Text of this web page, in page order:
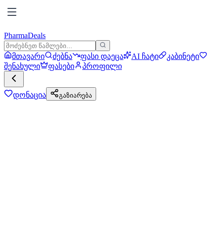
PharmaDeals
მთავარი ძებნა ფასი დაეცა AI ჩატი
კაბინეტი
შენახული
ფასები პროფილი
დონაცია გაზიარება